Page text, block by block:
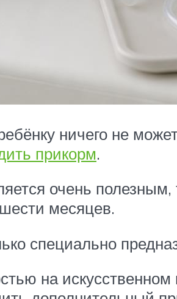
ничего не
прикорм.
очень
месяцев.
специально
на